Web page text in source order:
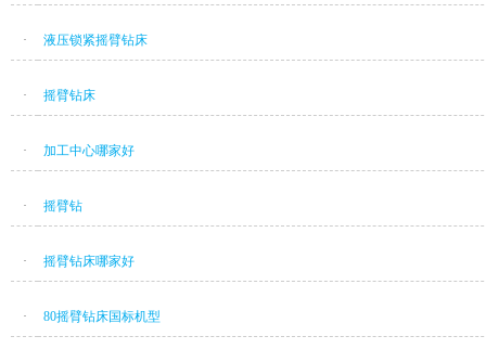
· 液压锁紧摇臂钻床
· 摇臂钻床
· 加工中心哪家好
· 摇臂钻
· 摇臂钻床哪家好
· 80摇臂钻床国标机型